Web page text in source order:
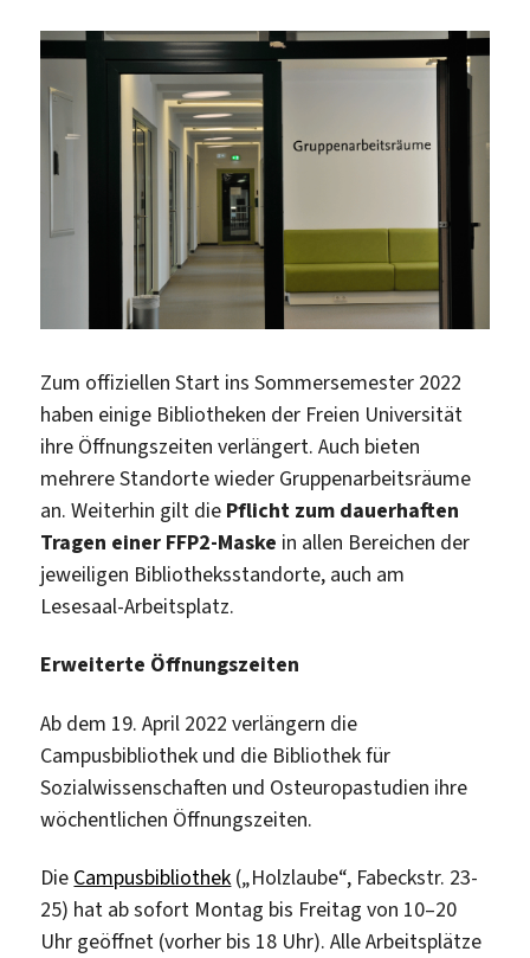
je
einen
geschlossen
Zum offiziellen Start ins Sommersemester 2022
haben einige Bibliotheken der Freien Universität
ihre Öffnungszeiten verlängert. Auch bieten
mehrere Standorte wieder Gruppenarbeitsräume
an. Weiterhin gilt die Pflicht zum dauerhaften
Tragen einer FFP2-Maske in allen Bereichen der
jeweiligen Bibliotheksstandorte, auch am
Lesesaal-Arbeitsplatz.
Erweiterte Öffnungszeiten
Ab dem 19. April 2022 verlängern die
Campusbibliothek und die Bibliothek für
Sozialwissenschaften und Osteuropastudien ihre
wöchentlichen Öffnungszeiten.
Die Campusbibliothek („Holzlaube“, Fabeckstr. 23-
25) hat ab sofort Montag bis Freitag von 10–20
Uhr geöffnet (vorher bis 18 Uhr). Alle Arbeitsplätze